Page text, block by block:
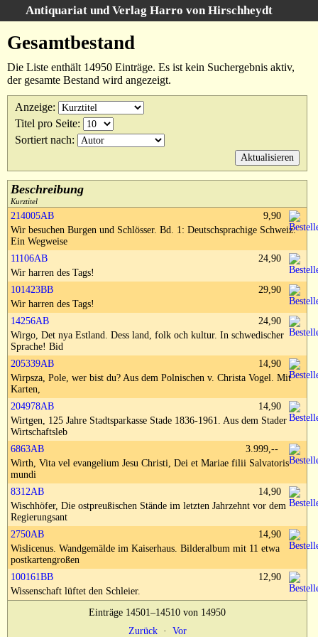
Antiquariat und Verlag Harro von Hirschheydt
Unsere Bücher
Suche
Gebiete
Gesamtbestand
Warenkorb
Kataloge
Über uns
AGB
Widerruf
Datenschutz
Versand&Zahlung
Impressum
Gesamtbestand
Die Liste enthält 14950 Einträge. Es ist kein Suchergebnis aktiv,
der gesamte Bestand wird angezeigt.
Anzeige:
Titel pro Seite:
Sortiert nach:
Beschreibung
Kurztitel
214005AB
Wir besuchen Burgen und Schlösser. Bd. 1: Deutschsprachige Schweiz.
Ein Wegweise
9,90
11106AB
Wir harren des Tags!
24,90
101423BB
Wir harren des Tags!
29,90
14256AB
Wirgo, Det nya Estland. Dess land, folk och kultur. In schwedischer
Sprache! Bid
24,90
205339AB
Wirpsza, Pole, wer bist du? Aus dem Polnischen v. Christa Vogel. Mit
Karten,
14,90
204978AB
Wirtgen, 125 Jahre Stadtsparkasse Stade 1836-1961. Aus dem Stader
Wirtschaftsleb
14,90
6863AB
Wirth, Vita vel evangelium Jesu Christi, Dei et Mariae filii Salvatoris
mundi
3.999,--
8312AB
Wischhöfer, Die ostpreußischen Stände im letzten Jahrzehnt vor dem
Regierungsant
14,90
2750AB
Wislicenus. Wandgemälde im Kaiserhaus. Bilderalbum mit 11 etwa
postkartengroßen
14,90
100161BB
Wissenschaft lüftet den Schleier.
12,90
Einträge 14501–14510 von 14950
Zurück
· Vor